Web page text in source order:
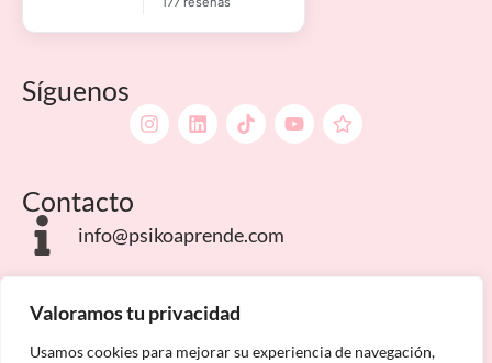
Valoramos tu privacidad
Usamos cookies para mejorar su experiencia de navegación,
Síguenos
Contacto
info@psikoaprende.com
Campus Internacionales